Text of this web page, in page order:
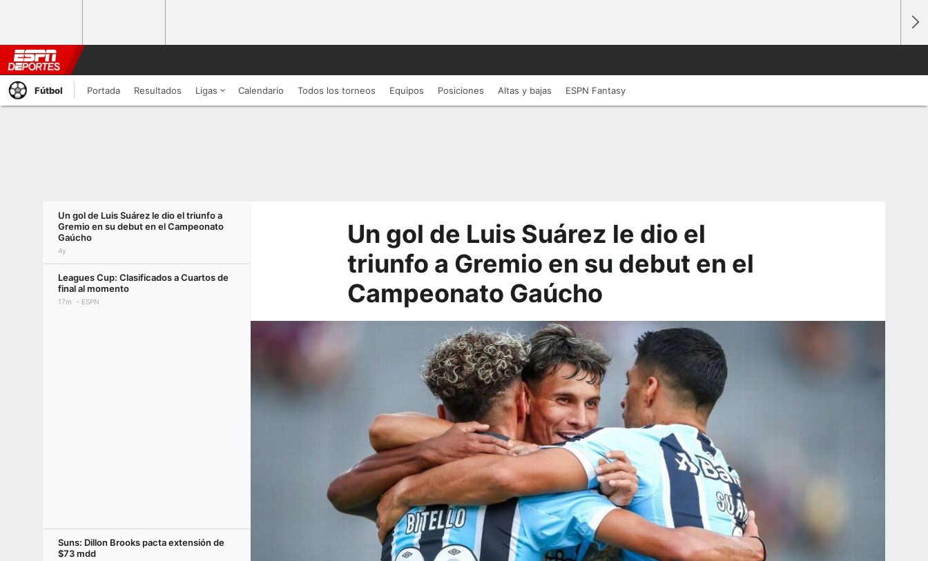
Fútbol Portada Resultados Ligas Calendario Todos los torneos Equipos Posiciones Altas y bajas ESPN Fantasy
Un gol de Luis Suárez le dio el triunfo a
Gremio en su debut en el Campeonato
Gaúcho
4y
Leagues Cup: Clasificados a Cuartos de
final al momento
17m ESPN
Suns: Dillon Brooks pacta extensión de
$73 mdd
Un gol de Luis Suárez le dio el
triunfo a Gremio en su debut en el
Campeonato Gaúcho